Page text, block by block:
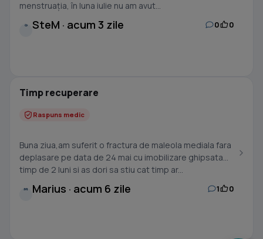
menstruația, în luna iulie nu am avut...
S SteM · acum 3 zile 0 0
Timp recuperare
Raspuns medic
Buna ziua,am suferit o fractura de maleola mediala fara
deplasare pe data de 24 mai cu imobilizare ghipsata
timp de 2 luni si as dori sa stiu cat timp ar...
M Marius · acum 6 zile 1 0